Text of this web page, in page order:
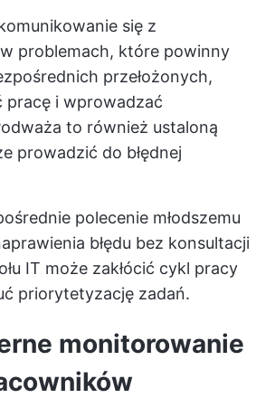
się z
problemach, które powinny
przełożonych,
pracę i wprowadzać
to również ustaloną
prowadzić do błędnej
polecenie młodszemu
błędu bez konsultacji
IT może zakłócić cykl pracy
priorytetyzację zadań.
monitorowanie